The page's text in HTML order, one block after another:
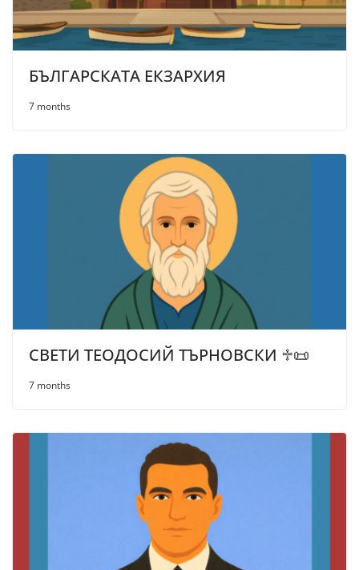
БЪЛГАРСКАТА ЕКЗАРХИЯ
7 months
СВЕТИ ТЕОДОСИЙ ТЪРНОВСКИ ♱📜
7 months